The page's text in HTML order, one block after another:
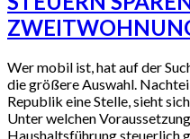
Wer mobil ist, hat auf der
die größere Auswahl.
Republik eine Stelle, sieht
Unter welchen
Haushaltsführung steuerlich